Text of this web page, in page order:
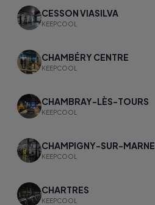
CESSON VIASILVA
KEEPCOOL
CHAMBÉRY CENTRE
KEEPCOOL
CHAMBRAY-LÈS-TOURS
KEEPCOOL
CHAMPIGNY-SUR-MARNE
KEEPCOOL
CHARTRES
KEEPCOOL